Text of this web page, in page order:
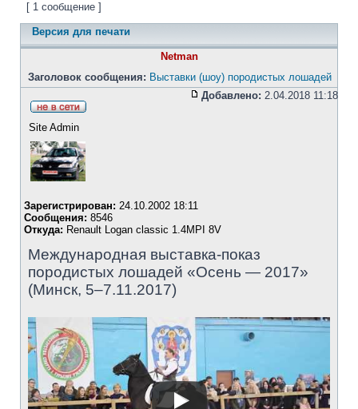
[ 1 сообщение ]
Версия для печати
Netman
Заголовок сообщения: Выставки (шоу) породистых лошадей
Добавлено: 2.04.2018 11:18
Site Admin
Зарегистрирован: 24.10.2002 18:11
Сообщения: 8546
Откуда: Renault Logan classic 1.4MPI 8V
Международная выставка-показ
породистых лошадей «Осень — 2017»
(Минск, 5–7.11.2017)